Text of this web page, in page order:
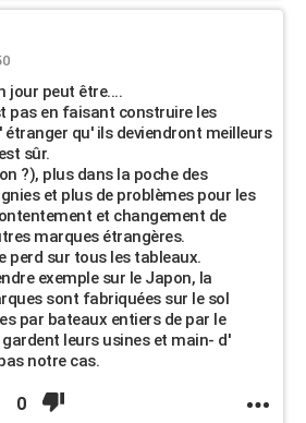
jour peut être....
pas en faisant construire les
qu' ils deviendront meilleurs
sûr.
?), plus dans la poche des
et plus de problèmes pour les
et changement de
marques étrangères.
perd sur tous les tableaux.
exemple sur le Japon, la
sont fabriquées sur le sol
par bateaux entiers de par le
leurs usines et main- d'
notre cas.
0